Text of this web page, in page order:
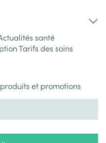
santé
Tarifs des soins
et promotions